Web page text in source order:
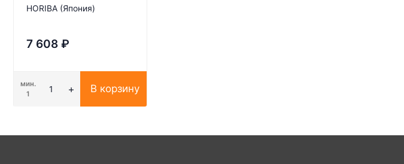
HORIBA (Япония)
7 608 ₽
мин.
1
В корзину